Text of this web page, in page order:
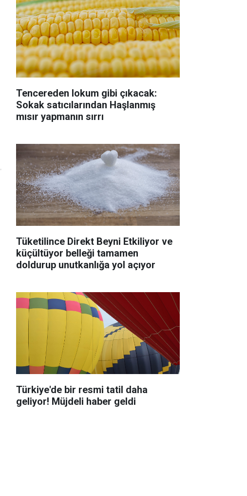
Tencereden lokum gibi çıkacak:
Sokak satıcılarından Haşlanmış
mısır yapmanın sırrı
Tüketilince Direkt Beyni Etkiliyor ve
küçültüyor belleği tamamen
doldurup unutkanlığa yol açıyor
Türkiye'de bir resmi tatil daha
geliyor! Müjdeli haber geldi